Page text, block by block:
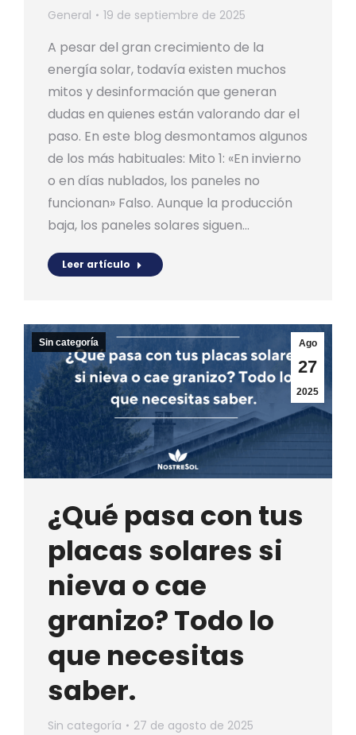
General 19 de septiembre de 2025
A pesar del gran crecimiento de la
energía solar, todavía existen muchos
mitos y desinformación que generan
dudas en quienes están valorando dar el
paso. En este blog desmontamos algunos
de los más habituales: Mito 1: «En invierno
o en días nublados, los paneles no
funcionan» Falso. Aunque la producción
baja, los paneles solares siguen…
Leer artículo
Ago
27
2025
Sin categoría
¿Qué pasa con tus
placas solares si
nieva o cae
granizo? Todo lo
que necesitas
saber.
Sin categoría 27 de agosto de 2025